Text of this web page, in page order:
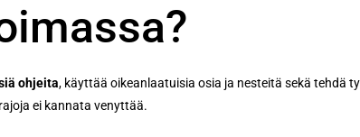
ohjeita, käyttää oikeanlaatuisia osia ja nesteitä sekä tehdä
ei kannata venyttää.